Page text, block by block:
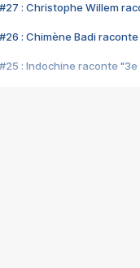
#27 : Christophe Willem
#26 : Chimène Badi
#25 : Indochine raconte